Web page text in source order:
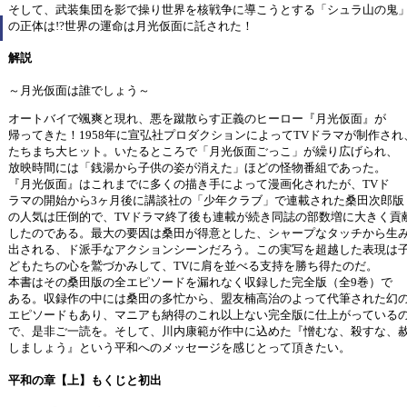
そして、武装集団を影で操り世界を核戦争に導こうとする「シュラ山の鬼」
の正体は!?世界の運命は月光仮面に託された！
解説
～月光仮面は誰でしょう～
オートバイで颯爽と現れ、悪を蹴散らす正義のヒーロー『月光仮面』が
帰ってきた！1958年に宣弘社プロダクションによってTVドラマが制作され
たちまち大ヒット。いたるところで「月光仮面ごっこ」が繰り広げられ、
放映時間には「銭湯から子供の姿が消えた」ほどの怪物番組であった。
『月光仮面』はこれまでに多くの描き手によって漫画化されたが、TVド
ラマの開始から3ヶ月後に講談社の「少年クラブ」で連載された桑田次郎版
の人気は圧倒的で、TVドラマ終了後も連載が続き同誌の部数増に大きく貢
したのである。最大の要因は桑田が得意とした、シャープなタッチから生
出される、ド派手なアクションシーンだろう。この実写を超越した表現は
どもたちの心を鷲づかみして、TVに肩を並べる支持を勝ち得たのだ。
本書はその桑田版の全エピソードを漏れなく収録した完全版（全9巻）で
ある。収録作の中には桑田の多忙から、盟友楠高治のよって代筆された幻
エピソードもあり、マニアも納得のこれ以上ない完全版に仕上がっている
で、是非ご一読を。そして、川内康範が作中に込めた『憎むな、殺すな、
しましょう』という平和へのメッセージを感じとって頂きたい。
平和の章【上】もくじと初出